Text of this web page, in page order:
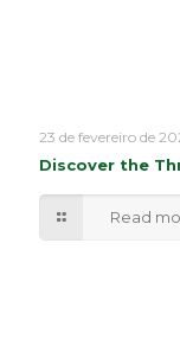
23 de fevereiro de
Discover the
Read